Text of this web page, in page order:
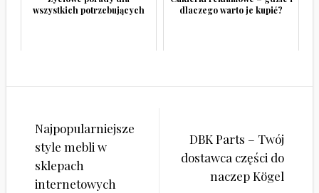
wszystkich potrzebujących
dlaczego warto je kupić?
Nawigacja
wpisu
Najpopularniejsze
style mebli w
sklepach
internetowych
DBK Parts – Twój
dostawca części do
naczep Kögel